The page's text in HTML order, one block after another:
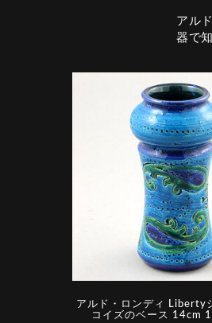
アル
器で
アルド・ロンディ Liberty
コイズのベース 14cm